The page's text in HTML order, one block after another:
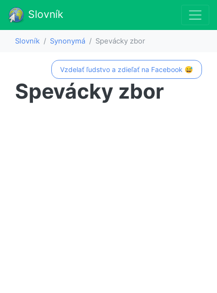
Slovník
Slovník Synonymá Spevácky zbor
Vzdelať ľudstvo a zdieľať na Facebook 😅
Spevácky zbor